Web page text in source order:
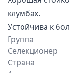
клумбах.
Устойчива к
Группа
Селекционер
Страна